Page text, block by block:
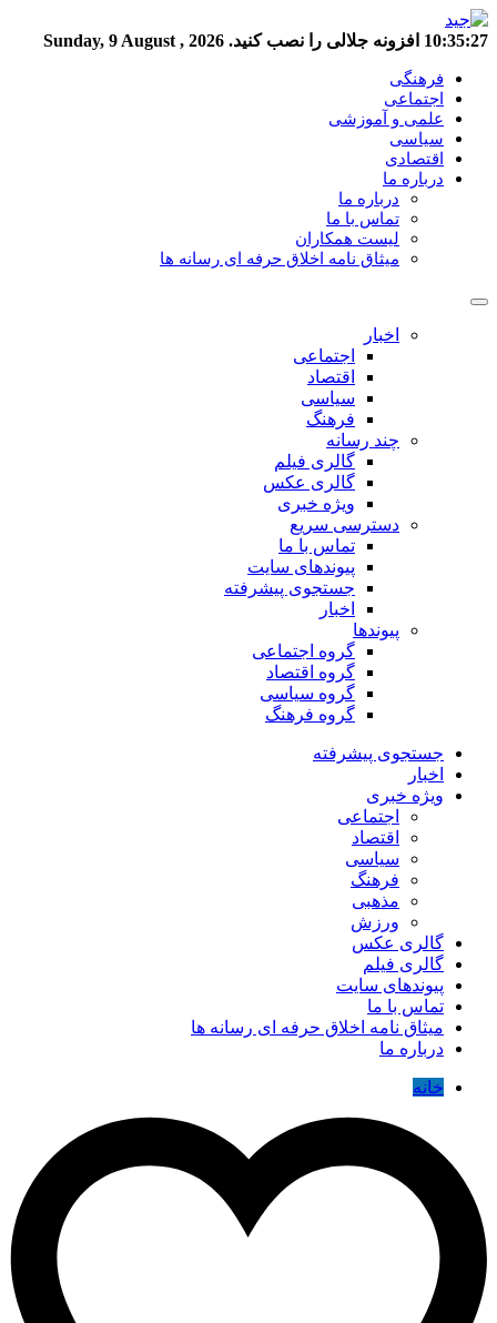
10:35:28 افزونه جلالی را نصب کنید. Sunday, 9 August , 2026
فرهنگی
اجتماعی
علمی و آموزشی
سیاسی
اقتصادی
درباره ما
درباره ما
تماس با ما
لیست همکاران
میثاق نامه اخلاق حرفه ای رسانه ها
اخبار
اجتماعی
اقتصاد
سیاسی
فرهنگ
چند رسانه
گالری فیلم
گالری عکس
ویژه خبری
دسترسی سریع
تماس با ما
پیوندهای سایت
جستجوی پیشرفته
اخبار
پیوندها
گروه اجتماعی
گروه اقتصاد
گروه سیاسی
گروه فرهنگ
جستجوی پیشرفته
اخبار
ویژه خبری
اجتماعی
اقتصاد
سیاسی
فرهنگ
مذهبی
ورزش
گالری عکس
گالری فیلم
پیوندهای سایت
تماس با ما
میثاق نامه اخلاق حرفه ای رسانه ها
درباره ما
خانه